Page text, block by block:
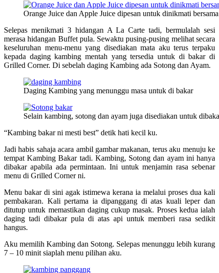
Orange Juice dan Apple Juice dipesan untuk dinikmati
Selepas menikmati 3 hidangan A La Carte tadi, bermulalah sesi
merasa hidangan Buffet pula. Sewaktu pusing-pusing melihat secara
keseluruhan menu-menu yang disediakan mata aku terus terpaku
kepada daging kambing mentah yang tersedia untuk di bakar di
Grilled Corner. Di sebelah daging Kambing ada Sotong dan Ayam.
Daging Kambing yang menunggu masa untuk di bakar
Selain kambing, sotong dan ayam juga disediakan untuk
“Kambing bakar ni mesti best” detik hati kecil ku.
Jadi habis sahaja acara ambil gambar makanan, terus aku menuju ke
tempat Kambing Bakar tadi. Kambing, Sotong dan ayam ini hanya
dibakar apabila ada permintaan. Ini untuk menjamin rasa sebenar
menu di Grilled Corner ni.
Menu bakar di sini agak istimewa kerana ia melalui proses dua kali
pembakaran. Kali pertama ia dipanggang di atas kuali leper dan
ditutup untuk memastikan daging cukup masak. Proses kedua ialah
daging tadi dibakar pula di atas api untuk memberi rasa sedikit
hangus.
Aku memilih Kambing dan Sotong. Selepas menunggu lebih kurang
7 – 10 minit siaplah menu pilihan aku.